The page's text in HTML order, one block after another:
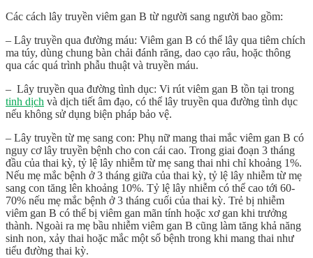
Các cách lây truyền viêm gan B từ người sang người bao gồm:
– Lây truyền qua đường máu: Viêm gan B có thể lây qua tiêm chích
ma túy, dùng chung bàn chải đánh răng, dao cạo râu, hoặc thông
qua các quá trình phẫu thuật và truyền máu.
– Lây truyền qua đường tình dục: Vi rút viêm gan B tồn tại trong
tinh dịch và dịch tiết âm đạo, có thể lây truyền qua đường tình dục
nếu không sử dụng biện pháp bảo vệ.
– Lây truyền từ mẹ sang con: Phụ nữ mang thai mắc viêm gan B có
nguy cơ lây truyền bệnh cho con cái cao. Trong giai đoạn 3 tháng
đầu của thai kỳ, tỷ lệ lây nhiễm từ mẹ sang thai nhi chỉ khoảng 1%.
Nếu mẹ mắc bệnh ở 3 tháng giữa của thai kỳ, tỷ lệ lây nhiễm từ mẹ
sang con tăng lên khoảng 10%. Tỷ lệ lây nhiễm có thể cao tới 60-
70% nếu mẹ mắc bệnh ở 3 tháng cuối của thai kỳ. Trẻ bị nhiễm
viêm gan B có thể bị viêm gan mãn tính hoặc xơ gan khi trưởng
thành. Ngoài ra mẹ bầu nhiễm viêm gan B cũng làm tăng khả năng
sinh non, xảy thai hoặc mắc một số bệnh trong khi mang thai như
tiểu đường thai kỳ.